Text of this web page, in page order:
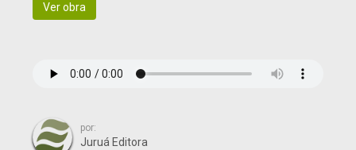
Ver obra
por:
Juruá Editora